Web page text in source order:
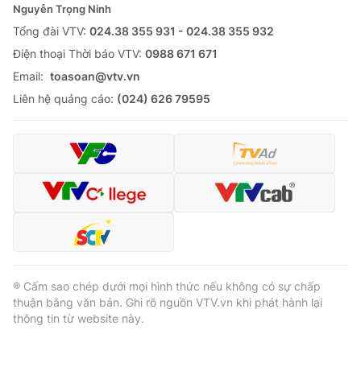
Nguyễn Trọng Ninh
Tổng đài VTV: 024.38 355 931 - 024.38 355 932
Ðiện thoại Thời báo VTV: 0988 671 671
Email: toasoan@vtv.vn
Liên hệ quảng cáo: (024) 626 79595
® Cấm sao chép dưới mọi hình thức nếu không có sự chấp
thuận bằng văn bản. Ghi rõ nguồn VTV.vn khi phát hành lại
thông tin từ website này.